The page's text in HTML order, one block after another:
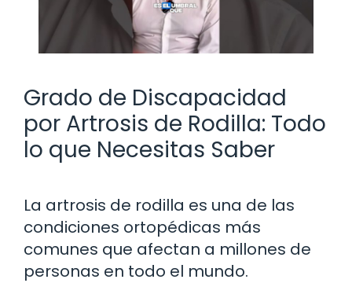
Grado de Discapacidad
por Artrosis de Rodilla: Todo
lo que Necesitas Saber
La artrosis de rodilla es una de las
condiciones ortopédicas más
comunes que afectan a millones de
personas en todo el mundo.